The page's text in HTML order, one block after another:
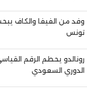
وفد من الفيفا والكاف
تونس
رونالدو يحطم الرقم
الدوري السعودي